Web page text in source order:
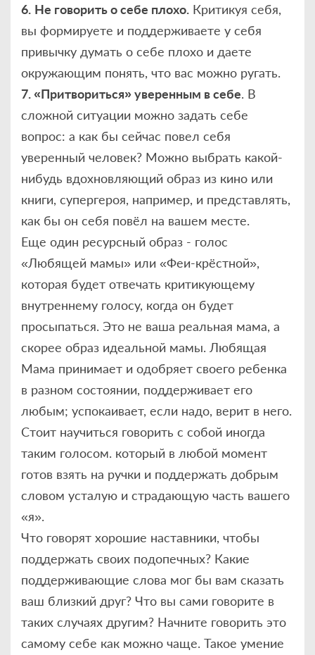
6. Не говорить о себе плохо. Критикуя себя,
вы формируете и поддерживаете у себя
привычку думать о себе плохо и даете
окружающим понять, что вас можно ругать.
7. «Притвориться» уверенным в себе. В
сложной ситуации можно задать себе
вопрос: а как бы сейчас повел себя
уверенный человек? Можно выбрать какой-
нибудь вдохновляющий образ из кино или
книги, супергероя, например, и представлять,
как бы он себя повёл на вашем месте.
Еще один ресурсный образ - голос
«Любящей мамы» или «Феи-крёстной»,
которая будет отвечать критикующему
внутреннему голосу, когда он будет
просыпаться. Это не ваша реальная мама, а
скорее образ идеальной мамы. Любящая
Мама принимает и одобряет своего ребенка
в разном состоянии, поддерживает его
любым; успокаивает, если надо, верит в него.
Стоит научиться говорить с собой иногда
таким голосом. который в любой момент
готов взять на ручки и поддержать добрым
словом усталую и страдающую часть вашего
«я».
Что говорят хорошие наставники, чтобы
поддержать своих подопечных? Какие
поддерживающие слова мог бы вам сказать
ваш близкий друг? Что вы сами говорите в
таких случаях другим? Начните говорить это
самому себе как можно чаще. Такое умение